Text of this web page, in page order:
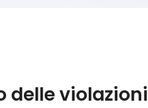
delle violazioni